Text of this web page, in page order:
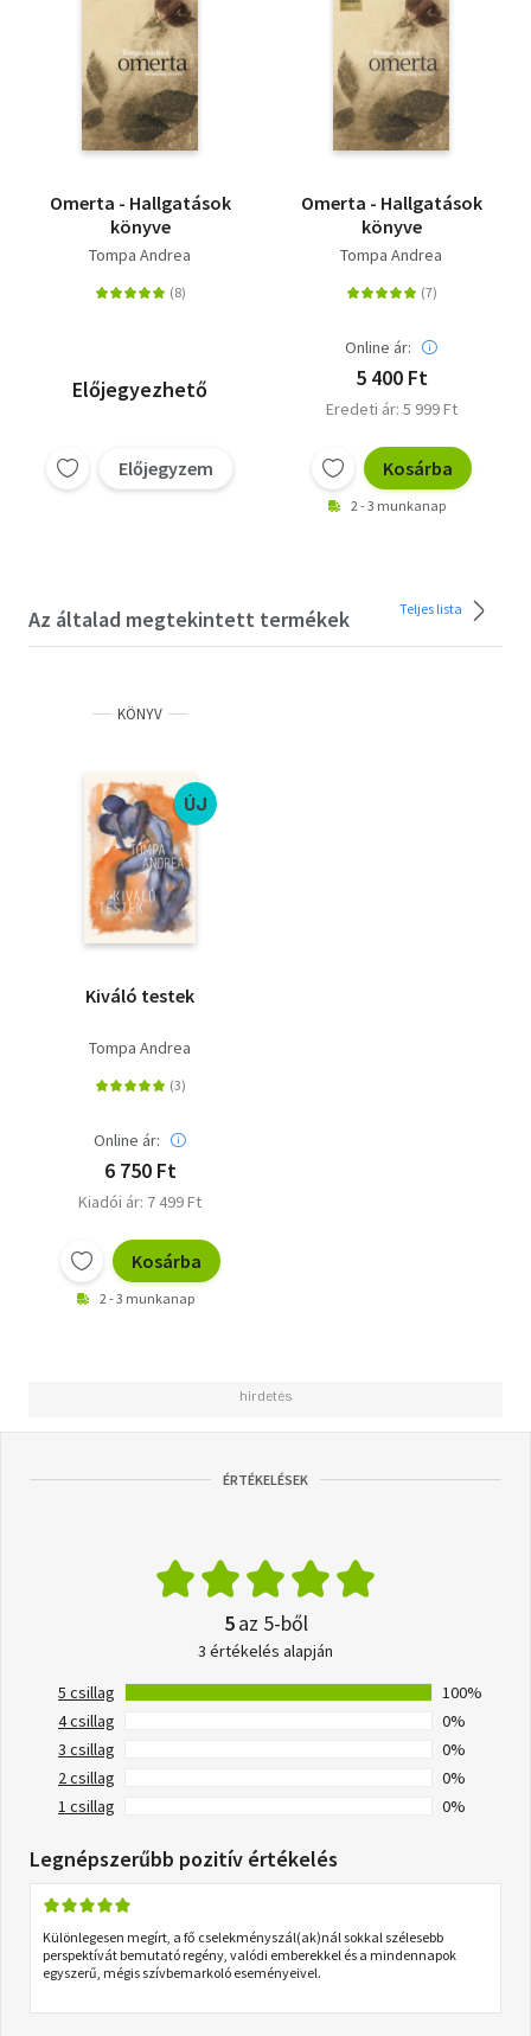
Omerta - Hallgatások
könyve
Tompa Andrea
Előjegyezhető
Előjegyzem
Omerta - Hallgatások
könyve
Tompa Andrea
Online ár:
5 400 Ft
Eredeti ár: 5 999 Ft
Kosárba
2 - 3 munkanap
Az általad megtekintett termékek Teljes lista
KÖNYV
ÚJ
Kiváló testek
Tompa Andrea
Online ár:
6 750 Ft
Kiadói ár: 7 499 Ft
Kosárba
2 - 3 munkanap
ÉRTÉKELÉSEK
5az 5-ből
3 értékelés alapján
5 csillag
100%
4 csillag
0%
3 csillag
0%
2 csillag
0%
1 csillag
0%
Legnépszerűbb pozitív értékelés
Különlegesen megírt, a fő cselekményszál(ak)nál sokkal szélesebb
perspektívát bemutató regény, valódi emberekkel és a mindennapok
egyszerű, mégis szívbemarkoló eseményeivel.